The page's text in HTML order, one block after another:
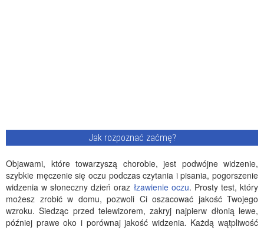
Jak rozpoznać zaćmę?
Objawami, które towarzyszą chorobie, jest podwójne widzenie,
szybkie męczenie się oczu podczas czytania i pisania, pogorszenie
widzenia w słoneczny dzień oraz łzawienie oczu. Prosty test, który
możesz zrobić w domu, pozwoli Ci oszacować jakość Twojego
wzroku. Siedząc przed telewizorem, zakryj najpierw dłonią lewe,
później prawe oko i porównaj jakość widzenia. Każdą wątpliwość